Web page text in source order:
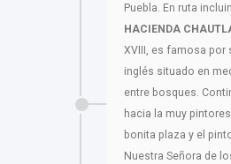
Puebla. En ruta
HACIENDA
XVIII, es famosa
inglés situado en
entre bosques.
hacia la muy
bonita plaza y el
Nuestra Señora de